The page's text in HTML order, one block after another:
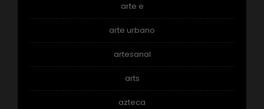
arte e
arte urbano
artesanal
arts
azteca